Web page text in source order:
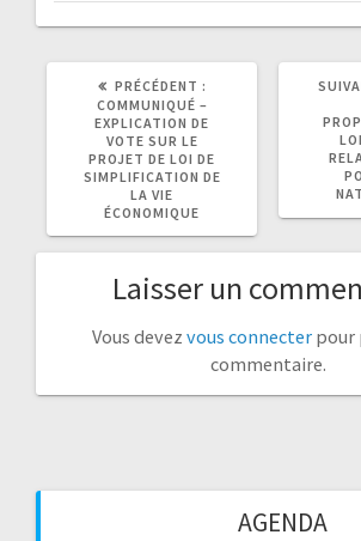
PRÉCÉDENT :
ARTICLE
PRÉCÉDENT
COMMUNIQUÉ –
EXPLICATION DE
VOTE SUR LE
PROJET DE LOI DE
SIMPLIFICATION DE
LA VIE
ÉCONOMIQUE
ARTICLE
Laisser un
Vous devez vous connecter pour
commentaire.
AGENDA